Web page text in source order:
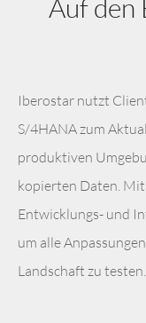
Auf den
Iberostar nutzt
S/4HANA zum
produktiven
kopierten Daten. Mit
Entwicklungs- und
um alle
Landschaft zu